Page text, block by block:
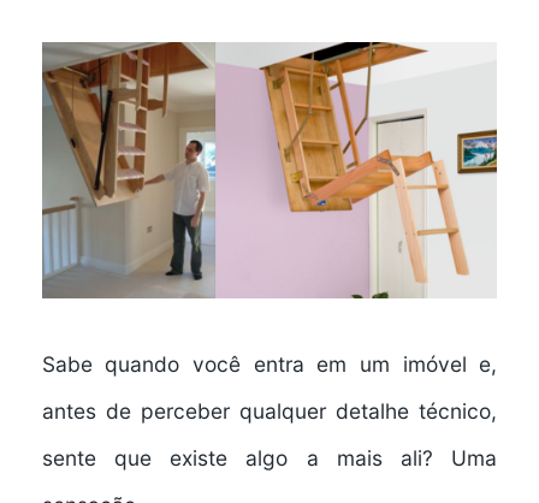
Sabe quando você entra em um imóvel e,
antes de perceber qualquer detalhe técnico,
sente que existe algo a mais ali? Uma